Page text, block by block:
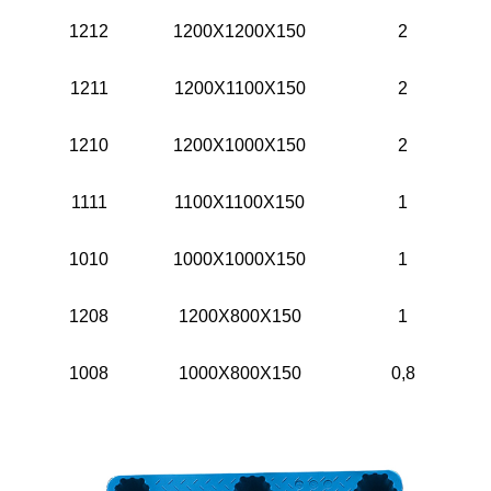
1212 1200X1200X150 2
1211 1200X1100X150 2
1210 1200X1000X150 2
1111 1100X1100X150 1
1010 1000X1000X150 1
1208 1200X800X150 1
1008 1000X800X150 0,8